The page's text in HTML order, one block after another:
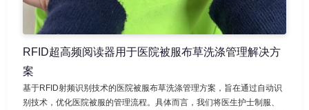
RFID超高频阅读器用于医院被服布草洗涤管理解决方
案
基于RFID射频识别技术的医院被服布草洗涤管理方案，旨在通过自动识
别技术，优化医院被服的管理流程。具体而言，我们将医生护士制服、